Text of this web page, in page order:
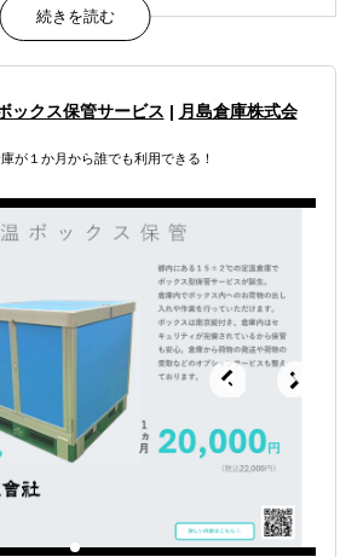
利用いただけます。
朗会計で、不要なサービスの押し売りや
せん。
実務まで支援が可能です。
販路拡大（営業代行・販売代理店探し）
決めたい
材を活用したい
出／販売の準備をしたい
ックス保管サービス | 月島倉庫株式会
が１か月から誰でも利用できる！